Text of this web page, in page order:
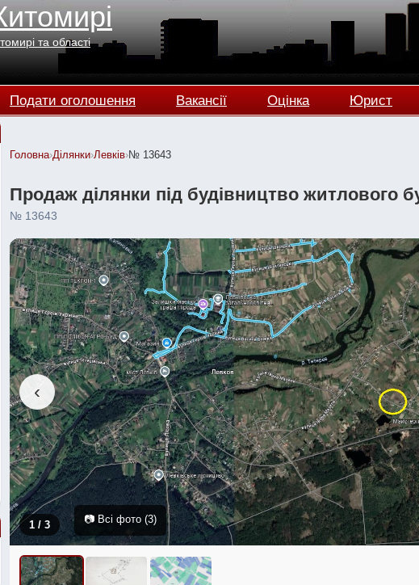
та області
Подати оголошення Вакансії Оцінка Юрист
Головна›Ділянки›Левків›№ 13643
Продаж ділянки під будівництво житлового
№ 13643
‹
1 / 3 📷 Всі фото (3)